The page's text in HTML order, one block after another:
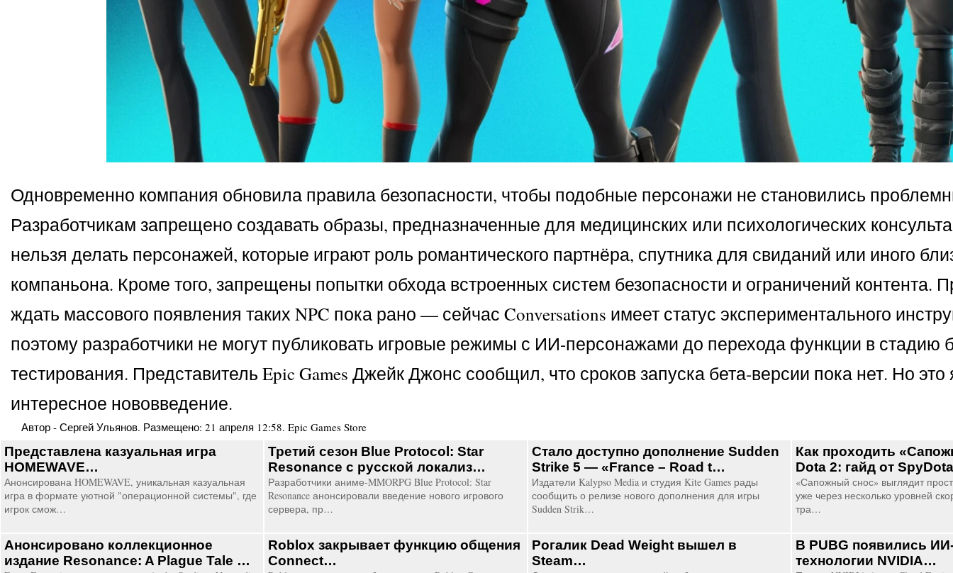
Одновременно компания обновила правила безопасности, чтобы подобные персонажи не становились
Разработчикам запрещено создавать образы, предназначенные для медицинских или психологических
нельзя делать персонажей, которые играют роль романтического партнёра, спутника для свиданий или иного
компаньона. Кроме того, запрещены попытки обхода встроенных систем безопасности и ограничений контента.
ждать массового появления таких NPC пока рано — сейчас Conversations имеет статус экспериментального
поэтому разработчики не могут публиковать игровые режимы с ИИ-персонажами до перехода функции в стадию
тестирования. Представитель Epic Games Джейк Джонс сообщил, что сроков запуска бета-версии пока нет. Но это
интересное нововведение.
Автор - Сергей Ульянов. Размещено: 21 апреля 12:58. Epic Games Store
Представлена казуальная игра
HOMEWAVE…
Анонсирована HOMEWAVE, уникальная казуальная
игра в формате уютной "операционной системы", где
игрок смож…
Третий сезон Blue Protocol: Star
Resonance с русской локализ…
Разработчики аниме-MMORPG Blue Protocol: Star
Resonance анонсировали введение нового игрового
сервера, пр…
Стало доступно дополнение Sudden
Strike 5 — «France – Road t…
Издатели Kalypso Media и студия Kite Games рады
сообщить о релизе нового дополнения для игры
Sudden Strik…
Как проходить
Dota 2: гайд от
«Сапожный снос» выглядит
уже через несколько уровней
тра…
Анонсировано коллекционное
издание Resonance: A Plague Tale …
Roblox закрывает функцию общения
Connect…
Рогалик Dead Weight вышел в
Steam…
В PUBG появились
технологии NVIDIA…